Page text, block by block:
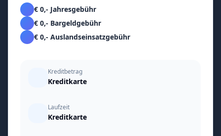
€ 0,- Jahresgebühr
€ 0,- Bargeldgebühr
€ 0,- Auslandseinsatzgebühr
Kreditbetrag
Kreditkarte
Laufzeit
Kreditkarte